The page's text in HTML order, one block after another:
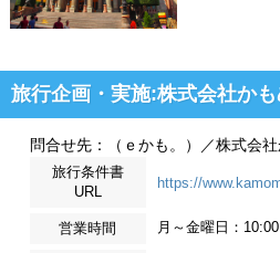
旅行企画・実施:株式会社か
問合せ先：（ｅかも。）／株式会
旅行条件書
URL
https://
営業時間 月～金曜日：